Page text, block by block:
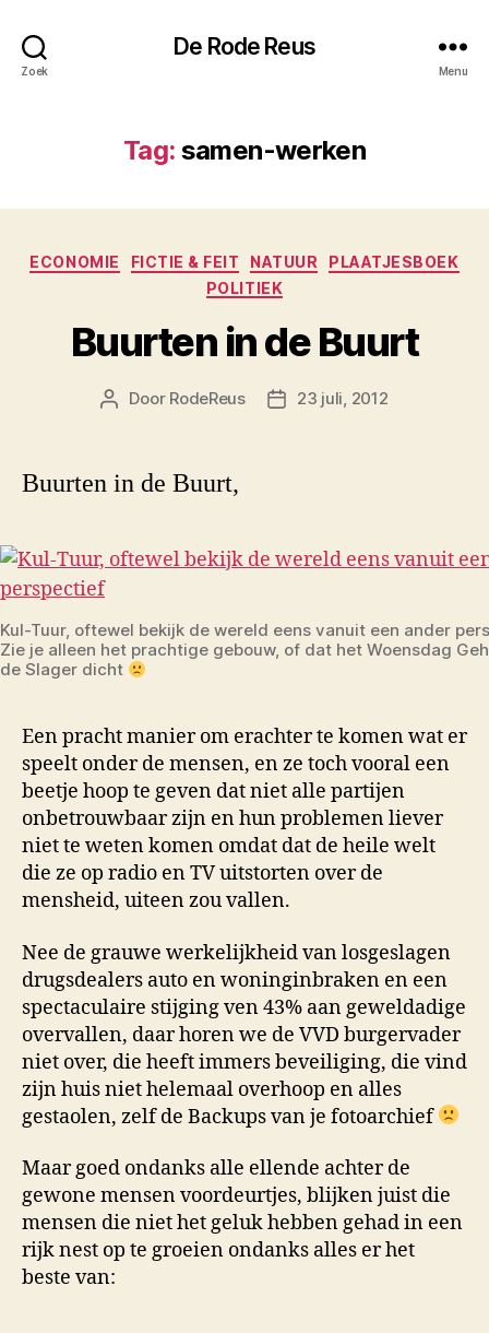
Zoek
De Rode Reus
Menu
Tag: samen-werken
Categorieën
ECONOMIE FICTIE & FEIT NATUUR
PLAATJESBOEK
POLITIEK
Buurten in de Buurt
Berichtauteur
Door RodeReus Berichtdatum
23 juli, 2012
Buurten in de Buurt,
Kul-Tuur, oftewel bekijk de wereld eens vanuit een ander
Zie je alleen het prachtige gebouw, of dat het Woensdag
de Slager dicht
Een pracht manier om erachter te komen wat er
speelt onder de mensen, en ze toch vooral een
beetje hoop te geven dat niet alle partijen
onbetrouwbaar zijn en hun problemen liever
niet te weten komen omdat dat de heile welt
die ze op radio en TV uitstorten over de
mensheid, uiteen zou vallen.
Nee de grauwe werkelijkheid van losgeslagen
drugsdealers auto en woninginbraken en een
spectaculaire stijging ven 43% aan geweldadige
overvallen, daar horen we de VVD burgervader
niet over, die heeft immers beveiliging, die vind
zijn huis niet helemaal overhoop en alles
gestaolen, zelf de Backups van je fotoarchief
Maar goed ondanks alle ellende achter de
gewone mensen voordeurtjes, blijken juist die
mensen die niet het geluk hebben gehad in een
rijk nest op te groeien ondanks alles er het
beste van: